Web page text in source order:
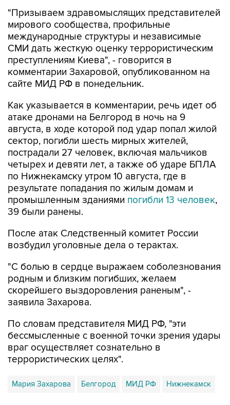
"Призываем здравомыслящих представителей
мирового сообщества, профильные
международные структуры и независимые
СМИ дать жесткую оценку террористическим
преступлениям Киева", - говорится в
комментарии Захаровой, опубликованном на
сайте МИД РФ в понедельник.
Как указывается в комментарии, речь идет об
атаке дронами на Белгород в ночь на 9
августа, в ходе которой под удар попал жилой
сектор, погибли шесть мирных жителей,
пострадали 27 человек, включая мальчиков
четырех и девяти лет, а также об ударе БПЛА
по Нижнекамску утром 10 августа, где в
результате попадания по жилым домам и
промышленным зданиями погибли 13 человек,
39 были ранены.
После атак Следственный комитет России
возбудил уголовные дела о терактах.
"С болью в сердце выражаем соболезнования
родным и близким погибших, желаем
скорейшего выздоровления раненым", -
заявила Захарова.
По словам представителя МИД РФ, "эти
бессмысленные с военной точки зрения удары
враг осуществляет сознательно в
террористических целях".
Мария Захарова Белгород МИД РФ Нижнекамск